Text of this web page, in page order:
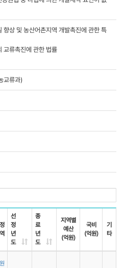
향상 및 농산어촌지역 개발촉진에 관한 특
교류촉진에 관한 법률
교류과)
선
정
년
도
종
료
년
도
지역별
예산
(억원)
국비
(억원)
기
타